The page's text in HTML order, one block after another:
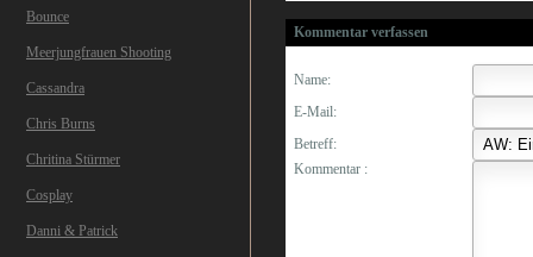
Bounce
Meerjungfrauen Shooting
Cassandra
Chris Burns
Chritina Stürmer
Cosplay
Danni & Patrick
Kommentar verfassen
Name:
E-Mail:
Betreff:
Kommentar :